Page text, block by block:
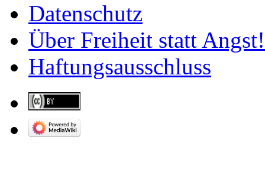
Datenschutz
Über Freiheit statt Angst!
Haftungsausschluss